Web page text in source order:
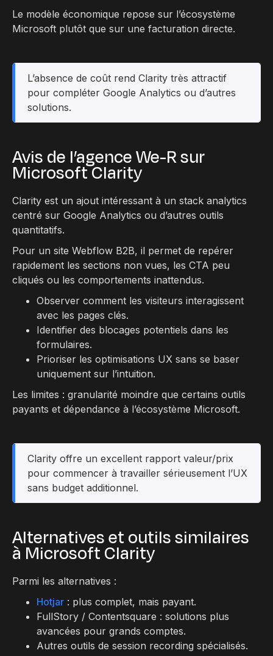
Le modèle économique repose sur l’écosystème
Microsoft plutôt que sur une facturation directe.
L’absence de coût rend Clarity très attractif
pour compléter Google Analytics ou d’autres
solutions.
Avis de l’agence We-R sur
Microsoft Clarity
Clarity est un ajout intéressant à un stack analytics
centré sur Google Analytics ou d’autres outils
quantitatifs.
Pour un site Webflow B2B, il permet de repérer
rapidement les sections non vues, les CTA peu
cliqués ou les comportements inattendus.
Observer comment les visiteurs interagissent
avec les pages clés.
Identifier des blocages potentiels dans les
formulaires.
Prioriser les optimisations UX sans se baser
uniquement sur l’intuition.
Les limites : granularité moindre que certains outils
payants et dépendance à l’écosystème Microsoft.
Clarity offre un excellent rapport valeur/prix
pour commencer à travailler sérieusement l’UX
sans budget additionnel.
Alternatives et outils similaires
à Microsoft Clarity
Parmi les alternatives :
Hotjar : plus complet, mais payant.
FullStory / Contentsquare : solutions plus
avancées pour grands comptes.
Autres outils de session recording spécialisés.